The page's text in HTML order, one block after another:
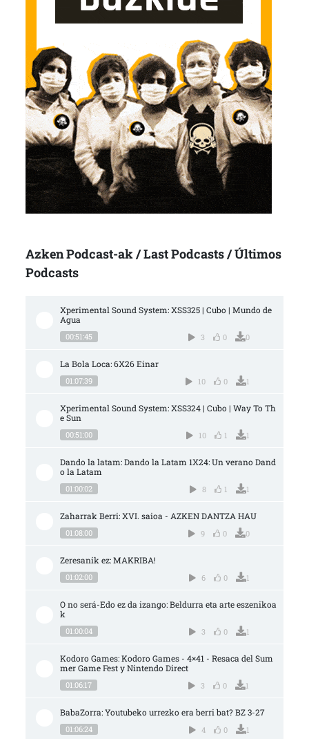
Azken Podcast-ak / Last Podcasts / Últimos
Podcasts
Xperimental Sound System: XSS325 | Cubo | Mundo de
Agua
00:51:45 3 0 0
La Bola Loca: 6X26 Einar
01:07:39 10 0 1
Xperimental Sound System: XSS324 | Cubo | Way To Th
e Sun
00:51:00 10 1 1
Dando la latam: Dando la Latam 1X24: Un verano Dand
o la Latam
01:00:02 8 1 1
Zaharrak Berri: XVI. saioa - AZKEN DANTZA HAU
01:08:00 9 0 0
Zeresanik ez: MAKRIBA!
01:02:00 6 0 1
O no será-Edo ez da izango: Beldurra eta arte eszenikoa
k
01:00:04 3 0 1
Kodoro Games: Kodoro Games - 4×41 - Resaca del Sum
mer Game Fest y Nintendo Direct
01:06:17 3 0 1
BabaZorra: Youtubeko urrezko era berri bat? BZ 3-27
01:06:24 4 0 1